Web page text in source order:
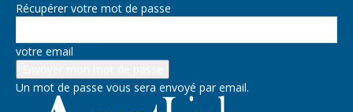
Récupérer votre mot de passe
votre email
Un mot de passe vous sera envoyé par email.